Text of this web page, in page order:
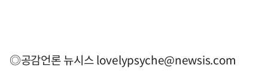
◎공감언론 뉴시스lovelypsyche@newsis.com